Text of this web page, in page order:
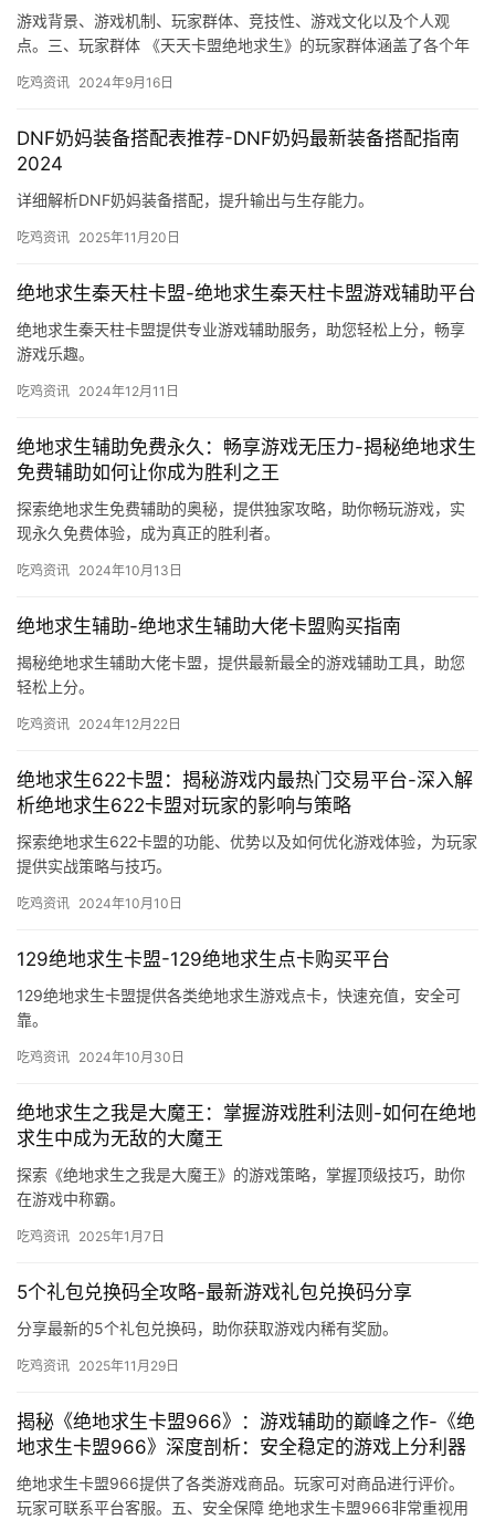
游戏背景、游戏机制、玩家群体、竞技性、游戏文化以及个人观
点。三、玩家群体 《天天卡盟绝地求生》的玩家群体涵盖了各个年
吃鸡资讯 2024年9月16日
DNF奶妈装备搭配表推荐-DNF奶妈最新装备搭配指南
2024
详细解析DNF奶妈装备搭配，提升输出与生存能力。
吃鸡资讯 2025年11月20日
绝地求生秦天柱卡盟-绝地求生秦天柱卡盟游戏辅助平台
绝地求生秦天柱卡盟提供专业游戏辅助服务，助您轻松上分，畅享
游戏乐趣。
吃鸡资讯 2024年12月11日
绝地求生辅助免费永久：畅享游戏无压力-揭秘绝地求生
免费辅助如何让你成为胜利之王
探索绝地求生免费辅助的奥秘，提供独家攻略，助你畅玩游戏，实
现永久免费体验，成为真正的胜利者。
吃鸡资讯 2024年10月13日
绝地求生辅助-绝地求生辅助大佬卡盟购买指南
揭秘绝地求生辅助大佬卡盟，提供最新最全的游戏辅助工具，助您
轻松上分。
吃鸡资讯 2024年12月22日
绝地求生622卡盟：揭秘游戏内最热门交易平台-深入解
析绝地求生622卡盟对玩家的影响与策略
探索绝地求生622卡盟的功能、优势以及如何优化游戏体验，为玩家
提供实战策略与技巧。
吃鸡资讯 2024年10月10日
129绝地求生卡盟-129绝地求生点卡购买平台
129绝地求生卡盟提供各类绝地求生游戏点卡，快速充值，安全可
靠。
吃鸡资讯 2024年10月30日
绝地求生之我是大魔王：掌握游戏胜利法则-如何在绝地
求生中成为无敌的大魔王
探索《绝地求生之我是大魔王》的游戏策略，掌握顶级技巧，助你
在游戏中称霸。
吃鸡资讯 2025年1月7日
5个礼包兑换码全攻略-最新游戏礼包兑换码分享
分享最新的5个礼包兑换码，助你获取游戏内稀有奖励。
吃鸡资讯 2025年11月29日
揭秘《绝地求生卡盟966》：游戏辅助的巅峰之作-《绝
地求生卡盟966》深度剖析：安全稳定的游戏上分利器
绝地求生卡盟966提供了各类游戏商品。玩家可对商品进行评价。
玩家可联系平台客服。五、安全保障 绝地求生卡盟966非常重视用